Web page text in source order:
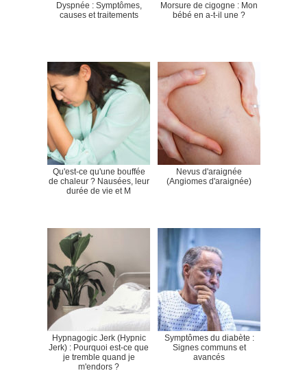
Dyspnée : Symptômes,
causes et traitements
Morsure de cigogne : Mon
bébé en a-t-il une ?
Qu'est-ce qu'une bouffée
de chaleur ? Nausées, leur
durée de vie et M
Nevus d'araignée
(Angiomes d'araignée)
Hypnagogic Jerk (Hypnic
Jerk) : Pourquoi est-ce que
je tremble quand je
m'endors ?
Symptômes du diabète :
Signes communs et
avancés